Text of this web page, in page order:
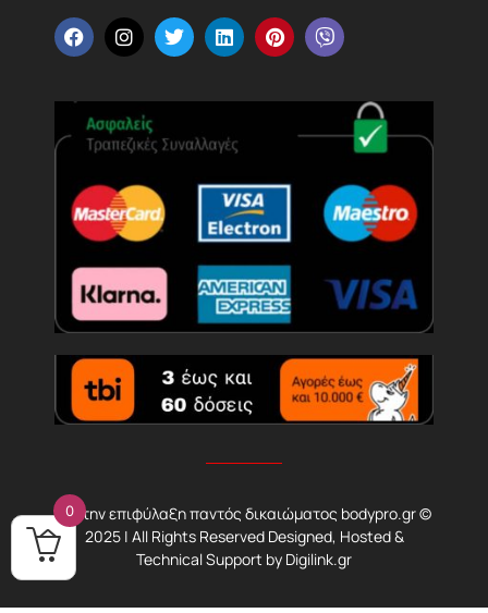
Με την επιφύλαξη παντός δικαιώματος bodypro.gr ©
2025 | All Rights Reserved Designed, Hosted &
Technical Support by Digilink.gr
0